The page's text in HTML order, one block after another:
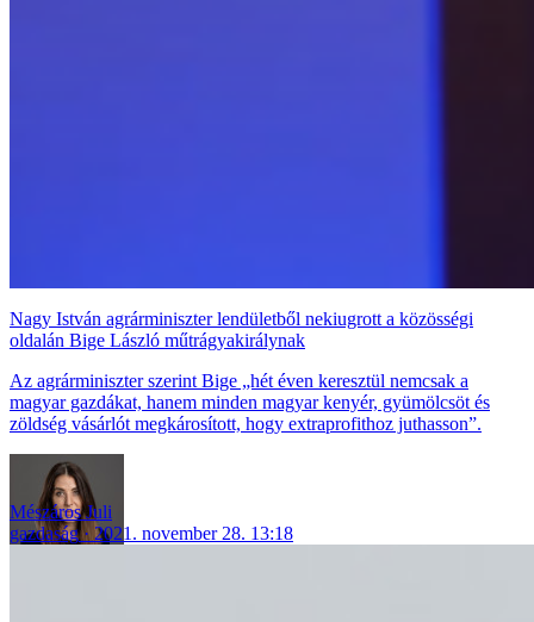
Nagy István agrárminiszter lendületből nekiugrott a közösségi
oldalán Bige László műtrágyakirálynak
Az agrárminiszter szerint Bige „hét éven keresztül nemcsak a
magyar gazdákat, hanem minden magyar kenyér, gyümölcsöt és
zöldség vásárlót megkárosított, hogy extraprofithoz juthasson”.
Mészáros Juli
gazdaság
2021. november 28. 13:18